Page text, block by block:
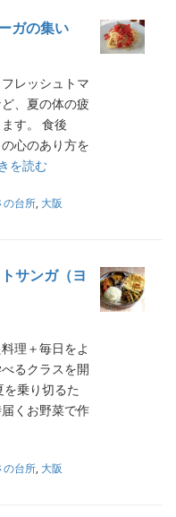
ガの集い
レッシュトマ
、夏の体の疲
す。 食後
心のあり方を
を読む
の台所, 大阪
サンガ（ヨ
理＋毎日をよ
るクラスを開
乗り切るた
くお野菜で作
の台所, 大阪